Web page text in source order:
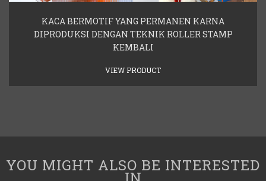
KACA BERMOTIF YANG PERMANEN KARNA
DIPRODUKSI DENGAN TEKNIK ROLLER STAMP
KEMBALI
VIEW PRODUCT
YOU MIGHT ALSO BE INTERESTED
IN